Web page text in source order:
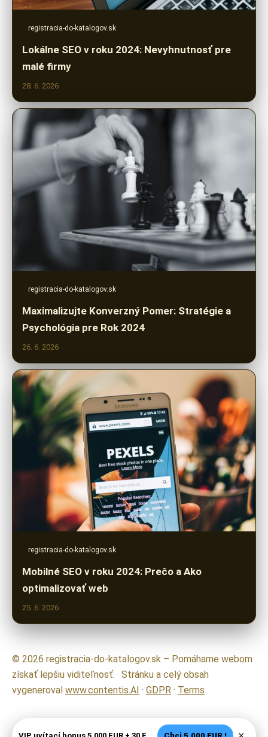
registracia-do-katalogov.sk
Lokálne SEO v roku 2024: Nevyhnutnosť pre
malé firmy
28. 6. 2026
registracia-do-katalogov.sk
Maximalizujte Konverzný Pomer: Stratégie a
Psychológia pre Rok 2024
26. 6. 2026
registracia-do-katalogov.sk
Mobilné SEO v roku 2024: Prečo a Ako
optimalizovať web
25. 6. 2026
© 2026 registracia-do-katalogov.sk – Pomáhame webom
získať lepšiu viditeľnosť. · Stránku a celý obsah
vygeneroval www.contentis.AI · GDPR · Terms